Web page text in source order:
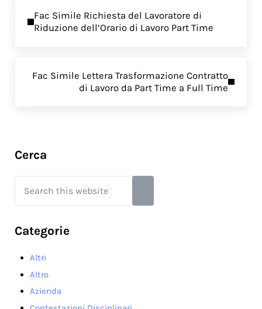
Fac Simile Richiesta del Lavoratore di
Riduzione dell’Orario di Lavoro Part Time
Fac Simile Lettera Trasformazione Contratto
di Lavoro da Part Time a Full Time
Sidebar
Cerca
Categorie
Altri
Altro
Azienda